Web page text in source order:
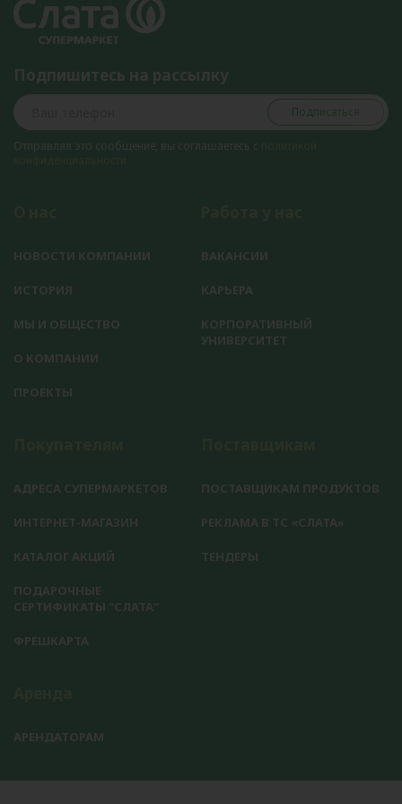
Подпишитесь на рассылку
Подписаться
Отправляя это сообщение, вы соглашаетесь с
НОВОСТИ КОМПАНИИ
ИСТОРИЯ
МЫ И ОБЩЕСТВО
О КОМПАНИИ
ПРОЕКТЫ
ВАКАНСИИ
КАРЬЕРА
КОРПОРАТИВНЫЙ
УНИВЕРСИТЕТ
АДРЕСА СУПЕРМАРКЕТОВ
ИНТЕРНЕТ-МАГАЗИН
КАТАЛОГ АКЦИЙ
ПОДАРОЧНЫЕ
СЕРТИФИКАТЫ "СЛАТА"
ФРЕШКАРТА
ПОСТАВЩИКАМ ПРОДУКТОВ
РЕКЛАМА В ТС «СЛАТА»
ТЕНДЕРЫ
АРЕНДАТОРАМ